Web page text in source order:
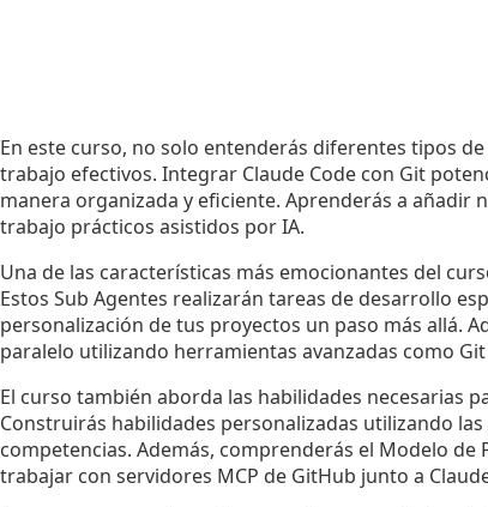
En este curso, no solo entenderás diferentes tipos
trabajo efectivos. Integrar Claude Code con Git
manera organizada y eficiente. Aprenderás a
trabajo prácticos asistidos por IA.
Una de las características más emocionantes del
Estos Sub Agentes realizarán tareas de desarrollo
personalización de tus proyectos un paso más allá.
paralelo utilizando herramientas avanzadas como
El curso también aborda las habilidades necesarias
Construirás habilidades personalizadas utilizando
competencias. Además, comprenderás el Modelo
trabajar con servidores MCP de GitHub junto a